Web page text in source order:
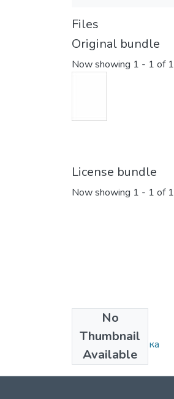
Files
Original bundle
Now showing 1 - 1 of 1
License bundle
Now showing 1 - 1 of 1
No
Thumbnail
Available
Collections
Наукова бібліотека